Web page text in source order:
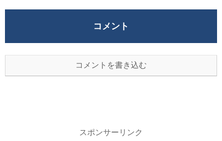
コメント
コメントを書き込む
スポンサーリンク